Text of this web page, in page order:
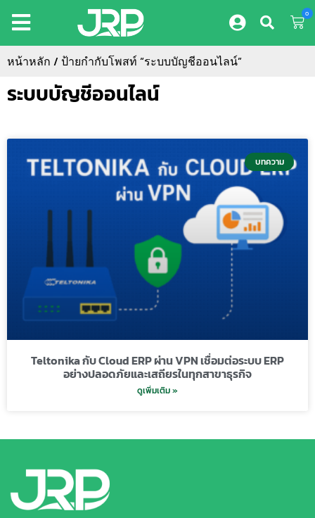
0
หน้าหลัก / ป้ายกำกับโพสท์ “ระบบบัญชีออนไลน์”
ระบบบัญชีออนไลน์
บทความ
Teltonika กับ Cloud ERP ผ่าน VPN เชื่อมต่อระบบ ERP
อย่างปลอดภัยและเสถียรในทุกสาขาธุรกิจ
ดูเพิ่มเติม »